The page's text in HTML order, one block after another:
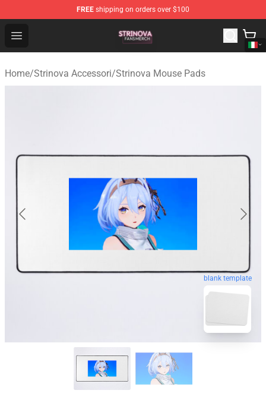
FREE shipping on orders over $100
Open menu
Strinova Shop - Official Strinova Merchandise Store
Home/Strinova Accessori/Strinova Mouse Pads
blank template